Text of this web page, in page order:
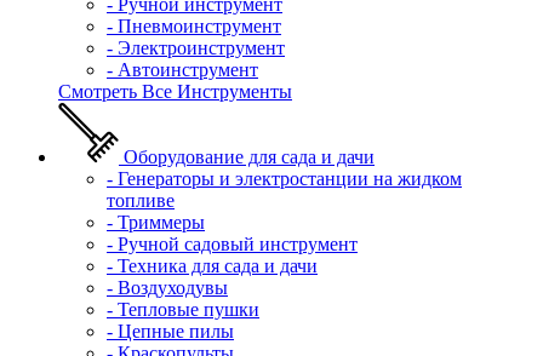
- Ручной инструмент
- Пневмоинструмент
- Электроинструмент
- Автоинструмент
Смотреть Все Инструменты
Оборудование для сада и дачи
- Генераторы и электростанции на жидком
топливе
- Триммеры
- Ручной садовый инструмент
- Техника для сада и дачи
- Воздуходувы
- Тепловые пушки
- Цепные пилы